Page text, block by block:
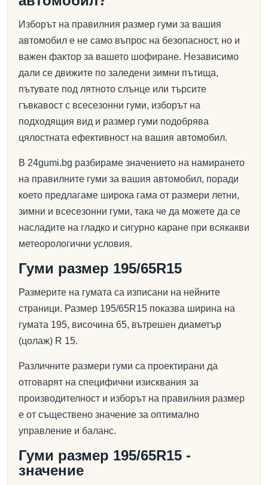
Изборът на правилния размер гуми за вашия
автомобил е не само въпрос на безопасност, но и
важен фактор за вашето шофиране. Независимо
дали се движите по заледени зимни пътища,
пътувате под лятното слънце или търсите
гъвкавост с всесезонни гуми, изборът на
подходящия вид и размер гуми подобрява
цялостната ефективност на вашия автомобил.
В 24gumi.bg разбираме значението на намирането
на правилните гуми за вашия автомобил, поради
което предлагаме широка гама от размери летни,
зимни и всесезонни гуми, така че да можете да се
насладите на гладко и сигурно каране при всякакви
метеорологични условия.
Гуми размер 195/65R15
Размерите на гумата са изписани на нейните
страници. Размер 195/65R15 показва ширина на
гумата 195, височина 65, вътрешен диаметър
(цолаж) R 15.
Различните размери гуми са проектирани да
отговарят на специфични изисквания за
производителност и изборът на правилния размер
е от съществено значение за оптимално
управление и баланс.
Гуми размер 195/65R15 -
значение